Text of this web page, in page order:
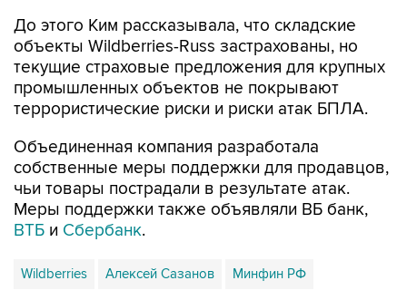
До этого Ким рассказывала, что складские
объекты Wildberries-Russ застрахованы, но
текущие страховые предложения для крупных
промышленных объектов не покрывают
террористические риски и риски атак БПЛА.
Объединенная компания разработала
собственные меры поддержки для продавцов,
чьи товары пострадали в результате атак.
Меры поддержки также объявляли ВБ банк,
ВТБ и Сбербанк.
Wildberries Алексей Сазанов Минфин РФ